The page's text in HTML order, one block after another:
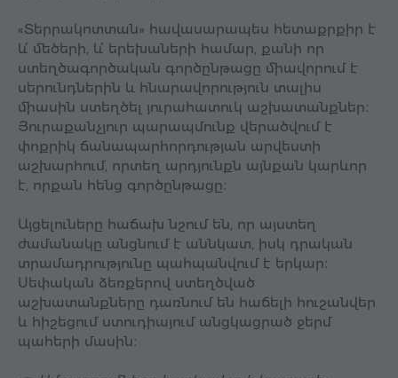
«Տերրակոտտան» հավասարապես հետաքրքիր է
և՛ մեծերի, և՛ երեխաների համար, քանի որ
ստեղծագործական գործընթացը միավորում է
սերունդներին և հնարավորություն տալիս
միասին ստեղծել յուրահատուկ աշխատանքներ։
Յուրաքանչյուր պարապմունք վերածվում է
փոքրիկ ճանապարհորդության արվեստի
աշխարհում, որտեղ արդյունքն այնքան կարևոր
է, որքան հենց գործընթացը։
Այցելուները հաճախ նշում են, որ այստեղ
ժամանակը անցնում է աննկատ, իսկ դրական
տրամադրությունը պահպանվում է երկար։
Սեփական ձեռքերով ստեղծված
աշխատանքները դառնում են հաճելի հուշանվեր
և հիշեցում ստուդիայում անցկացրած ջերմ
պահերի մասին։